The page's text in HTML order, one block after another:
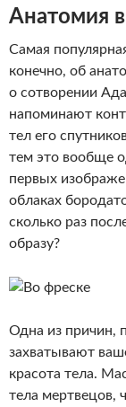
Анатомия
Самая
конечно, об
о сотворении
напоминают
тел его
тем это вообще
первых
облаках
сколько раз
образу?
Одна из причин,
захватывают
красота тела.
тела мертвецов,